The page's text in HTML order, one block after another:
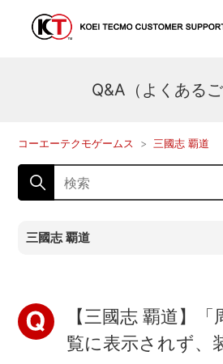
Q&A（よくあるご
コーエーテクモゲームス 三國志 覇道
三國志 覇道
【三國志 覇道】
覧に表示されず、